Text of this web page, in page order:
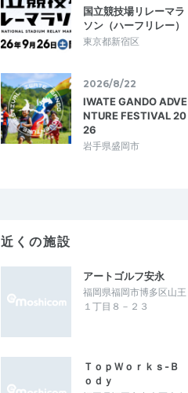
国立競技場リレーマラ
ソン（ハーフリレー）
東京都新宿区
2026/8/22
IWATE GANDO ADVE
NTURE FESTIVAL 20
26
岩手県盛岡市
近くの施設
アートゴルフ安永
福岡県福岡市博多区山王
１丁目８－２３
ＴｏｐＷｏｒｋｓ‐Ｂ
ｏｄｙ